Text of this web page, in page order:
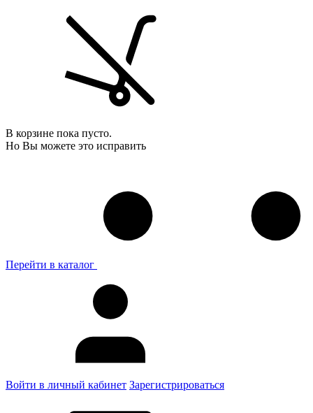
В корзине пока пусто.
Но Вы можете это исправить
Перейти в каталог
Войти в личный кабинет Зарегистрироваться